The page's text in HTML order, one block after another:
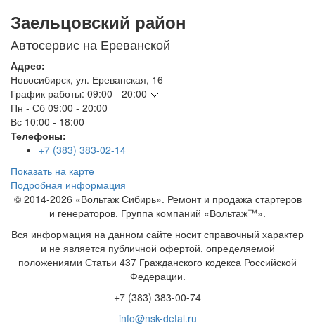
Заельцовский район
Автосервис на Ереванской
Адрес:
Новосибирск, ул. Ереванская, 16
График работы: 09:00 - 20:00
Пн - Сб 09:00 - 20:00
Вс 10:00 - 18:00
Телефоны:
+7 (383) 383-02-14
Показать на карте
Подробная информация
© 2014-2026 «Вольтаж Сибирь». Ремонт и продажа стартеров
и генераторов. Группа компаний «Вольтаж™».
Вся информация на данном сайте носит справочный характер
и не является публичной офертой, определяемой
положениями Статьи 437 Гражданского кодекса Российской
Федерации.
+7 (383) 383-00-74
info@nsk-detal.ru